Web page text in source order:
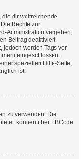
die dir weitreichende
Rechte zur
Administration vergeben,
Beitrag deaktiviert
jedoch werden Tags von
eingeschlossen.
speziellen Hilfe-Seite,
ist.
zu verwenden. Die
können über BBCode